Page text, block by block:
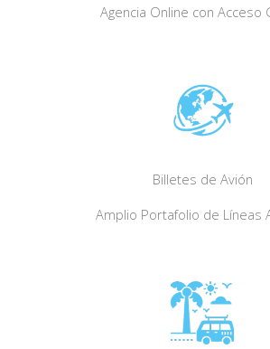
Agencia Online con Acceso
Billetes de Avión
Amplio Portafolio de Líneas